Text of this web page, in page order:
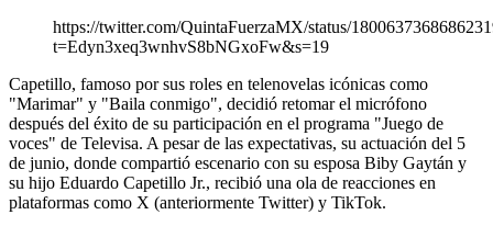
https://twitter.com/QuintaFuerzaMX/status/
t=Edyn3xeq3wnhvS8bNGxoFw&s=19
Capetillo, famoso por sus roles en telenovelas icónicas como
"Marimar" y "Baila conmigo", decidió retomar el micrófono
después del éxito de su participación en el programa "Juego de
voces" de Televisa. A pesar de las expectativas, su actuación del 5
de junio, donde compartió escenario con su esposa Biby Gaytán y
su hijo Eduardo Capetillo Jr., recibió una ola de reacciones en
plataformas como X (anteriormente Twitter) y TikTok.